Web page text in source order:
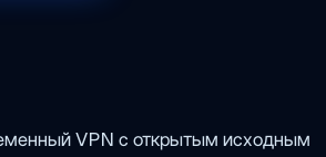
VPN с открытым исходным